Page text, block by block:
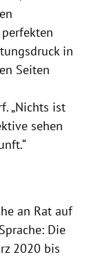
in
Seiten
„Nichts ist
sehen
an Rat auf
Die
2020 bis